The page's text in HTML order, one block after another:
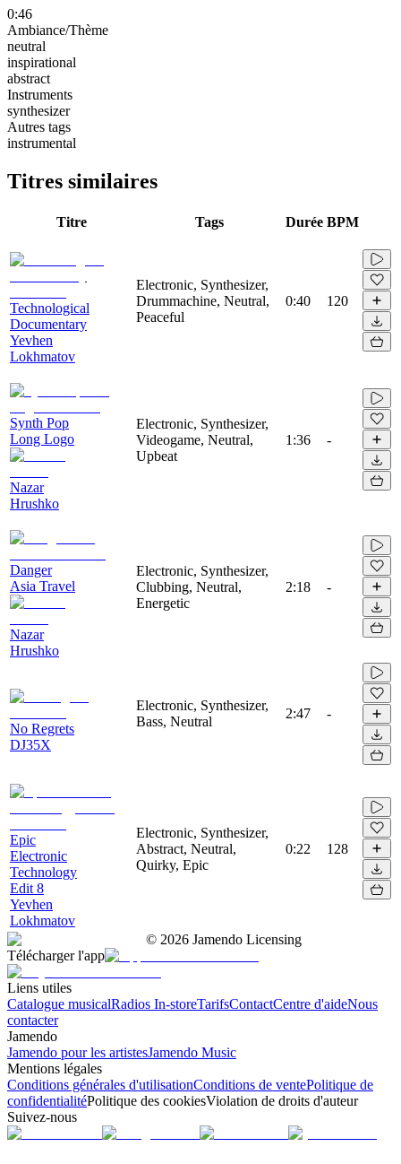
0:46
Ambiance/Thème
neutral
inspirational
abstract
Instruments
synthesizer
Autres tags
instrumental
Titres similaires
Titre Tags Durée BPM
Technological
Documentary
Yevhen
Lokhmatov
Electronic, Synthesizer,
Drummachine, Neutral,
Peaceful
0:40 120
Synth Pop
Long Logo
Nazar
Hrushko
Electronic, Synthesizer,
Videogame, Neutral,
Upbeat
1:36 -
Danger
Asia Travel
Nazar
Hrushko
Electronic, Synthesizer,
Clubbing, Neutral,
Energetic
2:18 -
No Regrets
DJ35X
Electronic, Synthesizer,
Bass, Neutral
2:47 -
Epic
Electronic
Technology
Edit 8
Yevhen
Lokhmatov
Electronic, Synthesizer,
Abstract, Neutral,
Quirky, Epic
0:22 128
© 2026 Jamendo Licensing
Télécharger l'app
Liens utiles
Catalogue musicalRadios In-storeTarifsContactCentre d'aideNous
contacter
Jamendo
Jamendo pour les artistesJamendo Music
Mentions légales
Conditions générales d'utilisationConditions de ventePolitique de
confidentialitéPolitique des cookiesViolation de droits d'auteur
Suivez-nous